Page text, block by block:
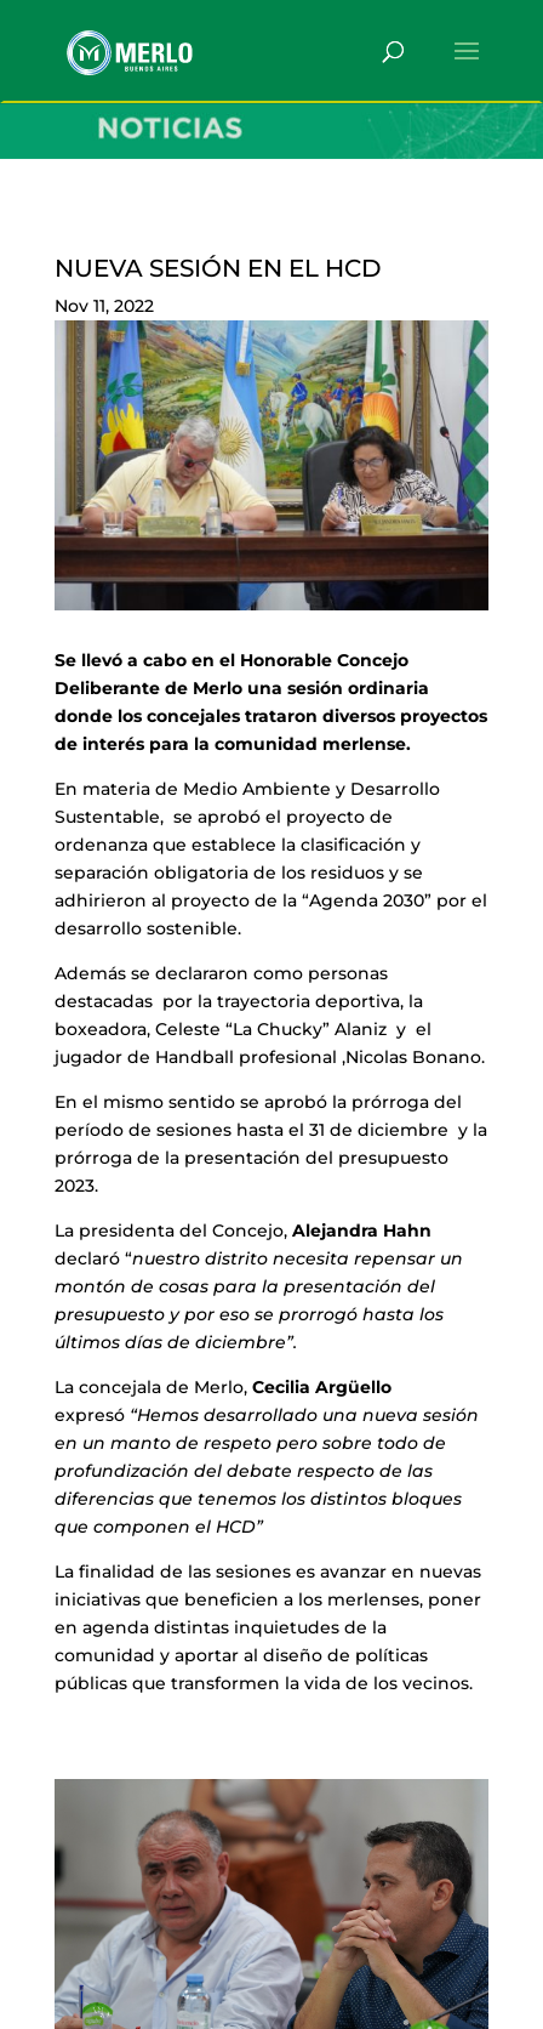
NUEVA SESIÓN EN EL HCD
Nov 11, 2022
Se llevó a cabo en el Honorable Concejo
Deliberante de Merlo una sesión ordinaria
donde los concejales trataron diversos proyectos
de interés para la comunidad merlense.
En materia de Medio Ambiente y Desarrollo
Sustentable, se aprobó el proyecto de
ordenanza que establece la clasificación y
separación obligatoria de los residuos y se
adhirieron al proyecto de la “Agenda 2030” por el
desarrollo sostenible.
Además se declararon como personas
destacadas por la trayectoria deportiva, la
boxeadora, Celeste “La Chucky” Alaniz y el
jugador de Handball profesional ,Nicolas Bonano.
En el mismo sentido se aprobó la prórroga del
período de sesiones hasta el 31 de diciembre y la
prórroga de la presentación del presupuesto
2023.
La presidenta del Concejo, Alejandra Hahn
declaró “nuestro distrito necesita repensar un
montón de cosas para la presentación del
presupuesto y por eso se prorrogó hasta los
últimos días de diciembre”.
La concejala de Merlo, Cecilia Argüello
expresó “Hemos desarrollado una nueva sesión
en un manto de respeto pero sobre todo de
profundización del debate respecto de las
diferencias que tenemos los distintos bloques
que componen el HCD”
La finalidad de las sesiones es avanzar en nuevas
iniciativas que beneficien a los merlenses, poner
en agenda distintas inquietudes de la
comunidad y aportar al diseño de políticas
públicas que transformen la vida de los vecinos.